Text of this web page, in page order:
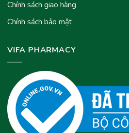
Chính sách giao hàng
Chính sách bảo mật
VIFA PHARMACY